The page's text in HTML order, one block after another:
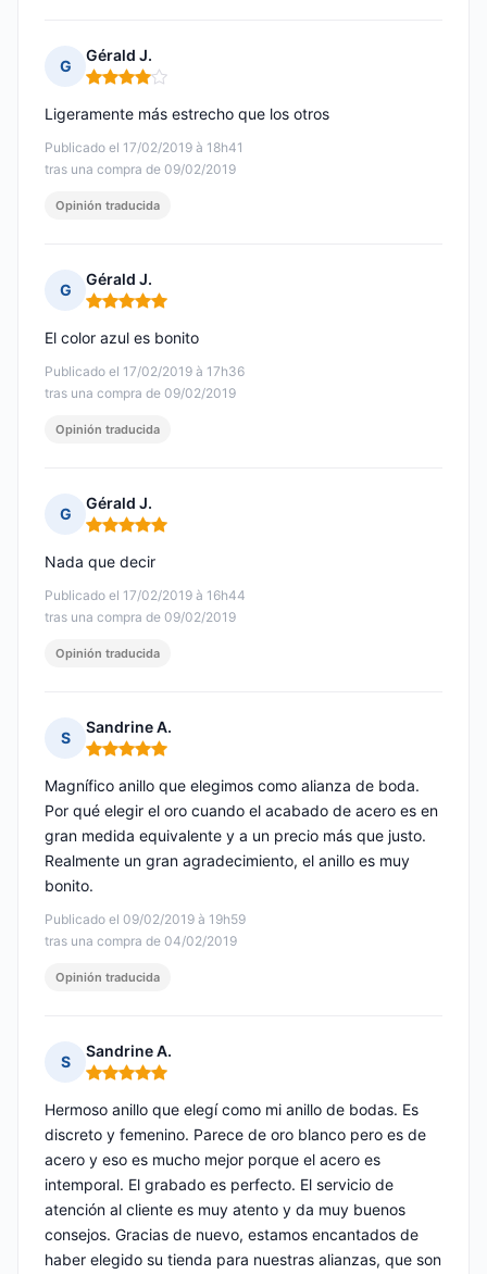
G
Gérald J.
Nota: 4 de 5
Publicado el 17/02/2019 à 18h41
tras una compra de 09/02/2019
Ligeramente más estrecho que los otros
Opinión traducida
G
Gérald J.
Nota: 5 de 5
Publicado el 17/02/2019 à 17h36
tras una compra de 09/02/2019
El color azul es bonito
Opinión traducida
G
Gérald J.
Nota: 5 de 5
Publicado el 17/02/2019 à 16h44
tras una compra de 09/02/2019
Nada que decir
Opinión traducida
S
Sandrine A.
Nota: 5 de 5
Publicado el 09/02/2019 à 19h59
tras una compra de 04/02/2019
Magnífico anillo que elegimos como alianza de boda.
Por qué elegir el oro cuando el acabado de acero es en
gran medida equivalente y a un precio más que justo.
Realmente un gran agradecimiento, el anillo es muy
bonito.
Opinión traducida
S
Sandrine A.
Nota: 5 de 5
Hermoso anillo que elegí como mi anillo de bodas. Es
discreto y femenino. Parece de oro blanco pero es de
acero y eso es mucho mejor porque el acero es
intemporal. El grabado es perfecto. El servicio de
atención al cliente es muy atento y da muy buenos
consejos. Gracias de nuevo, estamos encantados de
haber elegido su tienda para nuestras alianzas, que son